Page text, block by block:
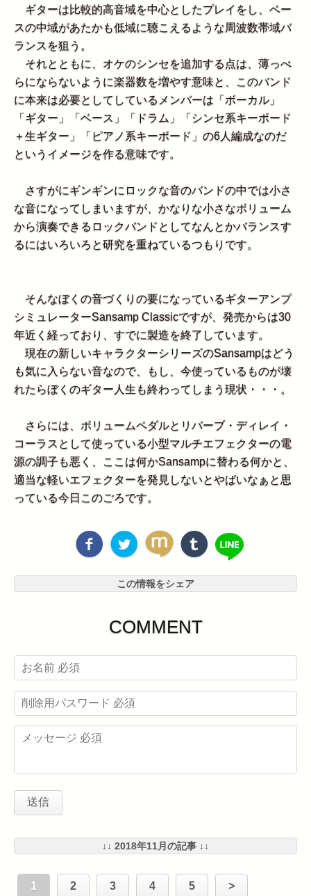
ギターは比較的高音域を中心としたプレイをし、ベー
スの中域があたかも低域に聴こえるような周波数帯域バ
ランスを狙う。
それとともに、オケのシンセを追加する点は、薄っべ
らにならないように楽器数を増やす意味と、このバンド
に本来は必要としてしているメンバーは「ボーカル」
「ギター」「ベース」「ドラム」「シンセ系キーボード
＋生ギター」「ピアノ系キーボード」の6人編成なのだ
というイメージを作る意味です。
さすがにギンギンにロックな音のバンドの中では小さ
な音になってしまいますが、かなりな小さなボリューム
から演奏できるロックバンドとしてなんとかバランスす
るにはいろいろと研究を重ねているつもりです。
そんなぼくの音づくりの要になっているギターアンプ
シミュレーターSansamp Classicですが、発売からは30
年近く経っており、すでに製造を終了しています。
現在の新しいキャラクターシリーズのSansampはどう
も気に入らない音なので、もし、今使っているものが壊
れたらぼくのギター人生も終わってしまう現状・・・。
さらには、ボリュームペダルとリバーブ・ディレイ・
コーラスとして使っている小型マルチエフェクターの電
源の調子も悪く、ここは何かSansampに替わる何かと、
適当な軽いエフェクターを発見しないとやばいなぁと思
っている今日このごろです。
この情報をシェア
COMMENT
↓↓ 2018年11月の記事 ↓↓
1 2 3 4 5 >